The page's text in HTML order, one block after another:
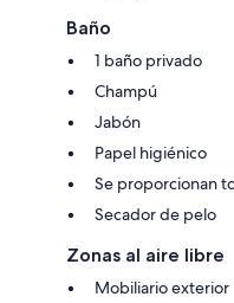
Baño
1 baño privado
Champú
Jabón
Papel higiénico
Se proporcionan
Secador de pelo
Zonas al aire libre
Mobiliario exterior